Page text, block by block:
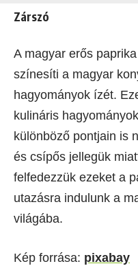
Zárszó
A magyar erős
színesíti a magyar
hagyományok ízét.
kulináris
különböző pontjain is
és csípős jellegük
felfedezzük ezeket a
utazásra indulunk a
világába.
Kép forrása: pixabay